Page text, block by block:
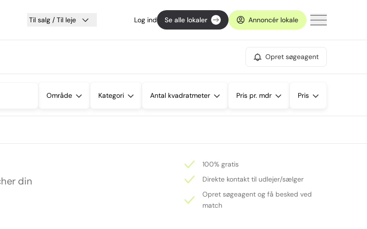
Til salg / Til leje Log ind Se alle lokaler Annoncér lokale
Opret søgeagent
Område Kategori Antal kvadratmeter Pris pr. mdr Pris
din
100% gratis
Direkte kontakt til udlejer/sælger
Opret søgeagent og få besked ved
match